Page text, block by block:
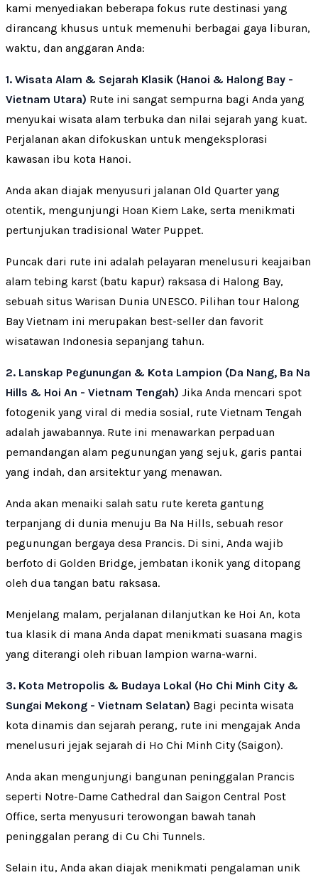
kami menyediakan beberapa fokus rute destinasi yang
dirancang khusus untuk memenuhi berbagai gaya liburan,
waktu, dan anggaran Anda:
1. Wisata Alam & Sejarah Klasik (Hanoi & Halong Bay -
Vietnam Utara) Rute ini sangat sempurna bagi Anda yang
menyukai wisata alam terbuka dan nilai sejarah yang kuat.
Perjalanan akan difokuskan untuk mengeksplorasi
kawasan ibu kota Hanoi.
Anda akan diajak menyusuri jalanan Old Quarter yang
otentik, mengunjungi Hoan Kiem Lake, serta menikmati
pertunjukan tradisional Water Puppet.
Puncak dari rute ini adalah pelayaran menelusuri keajaiban
alam tebing karst (batu kapur) raksasa di Halong Bay,
sebuah situs Warisan Dunia UNESCO. Pilihan tour Halong
Bay Vietnam ini merupakan best-seller dan favorit
wisatawan Indonesia sepanjang tahun.
2. Lanskap Pegunungan & Kota Lampion (Da Nang, Ba Na
Hills & Hoi An - Vietnam Tengah) Jika Anda mencari spot
fotogenik yang viral di media sosial, rute Vietnam Tengah
adalah jawabannya. Rute ini menawarkan perpaduan
pemandangan alam pegunungan yang sejuk, garis pantai
yang indah, dan arsitektur yang menawan.
Anda akan menaiki salah satu rute kereta gantung
terpanjang di dunia menuju Ba Na Hills, sebuah resor
pegunungan bergaya desa Prancis. Di sini, Anda wajib
berfoto di Golden Bridge, jembatan ikonik yang ditopang
oleh dua tangan batu raksasa.
Menjelang malam, perjalanan dilanjutkan ke Hoi An, kota
tua klasik di mana Anda dapat menikmati suasana magis
yang diterangi oleh ribuan lampion warna-warni.
3. Kota Metropolis & Budaya Lokal (Ho Chi Minh City &
Sungai Mekong - Vietnam Selatan) Bagi pecinta wisata
kota dinamis dan sejarah perang, rute ini mengajak Anda
menelusuri jejak sejarah di Ho Chi Minh City (Saigon).
Anda akan mengunjungi bangunan peninggalan Prancis
seperti Notre-Dame Cathedral dan Saigon Central Post
Office, serta menyusuri terowongan bawah tanah
peninggalan perang di Cu Chi Tunnels.
Selain itu, Anda akan diajak menikmati pengalaman unik